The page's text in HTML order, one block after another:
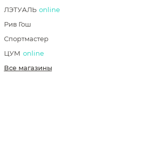
ЛЭТУАЛЬ online
Рив Гош
Спортмастер
ЦУМ online
Все магазины